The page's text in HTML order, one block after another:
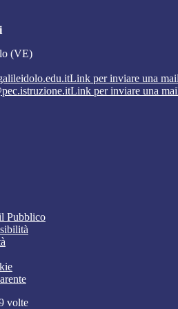
(VE)
Link per inviare una
Link per inviare una
Pubblico
volte